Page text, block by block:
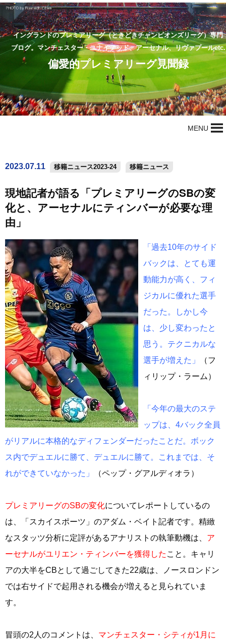
イングランドのプレミアリーグ（ときどきチャンピオンズリーグ）専門
ブログ。マンチェスター・ユナイテッド、アーセナル、リヴァプールetc.
偏愛的プレミアリーグ見聞録
MENU
2023.07.11 移籍ニュース2023-24 移籍ニュース
現地記者が語る「プレミアリーグのSBの変
化と、アーセナルにティンバーが必要な理
由」
「過去10年のサイド
バックは、とても運
動能力が高く、フィ
ジカルに優れた選手
だった。しかし今
は、少し変わったと
思う。テクニカルな
選手が増えた」
（フ
ィリップ・ラーム）
「今年の最大のステ
ップは、4バック全員
がリアルに本格的なディフェンダーだったことだ。ボック
ス内でデュエルに勝て、デュエルに勝て。これまでは、そ
れができていなかった」
（ペップ・グアルディオラ）
プレミアリーグのSBの変化についてレポートしているの
は、「スカイスポーツ」のアダム・ベイト記者です。精緻
なスタッツ分析に定評があるアナリストの執筆動機は、 ア
ーセナルがユリエン・ティンバーを獲得した こと。キャリ
アの大半をCBとして過ごしてきた22歳は、ノースロンドン
では右サイドで起用される機会が増えると見られていま
す。
冒頭の2人のコメントは、 マンチェスター・シティが1月に